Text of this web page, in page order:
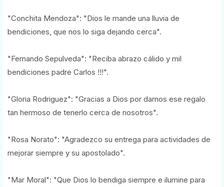
"Conchita Mendoza": "Dios le mande una lluvia de
bendiciones, que nos lo siga dejando cerca".
"Fernando Sepulveda": "Reciba abrazo cálido y mil
bendiciones padre Carlos !!!".
"Gloria Rodriguez": "Gracias a Dios por darnos ese regalo
tan hermoso de tenerlo cerca de nosotros".
"Rosa Norato": "Agradezco su entrega para actividades de
mejorar siempre y su apostolado".
"Mar Moral": "Que Dios lo bendiga siempre e ilumine para